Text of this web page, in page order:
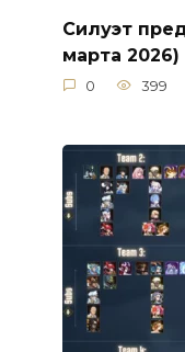
Силуэт
марта 2026)
0 399